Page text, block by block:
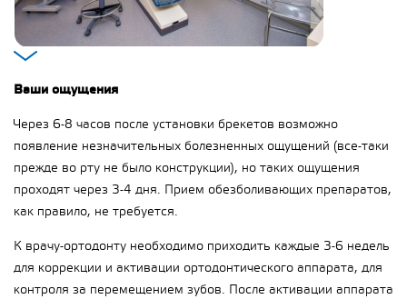
Ваши ощущения
Через 6-8 часов после установки брекетов возможно
появление незначительных болезненных ощущений (все-таки
прежде во рту не было конструкции), но таких ощущения
проходят через 3-4 дня. Прием обезболивающих препаратов,
как правило, не требуется.
К врачу-ортодонту необходимо приходить каждые 3-6 недель
для коррекции и активации ортодонтического аппарата, для
контроля за перемещением зубов. После активации аппарата